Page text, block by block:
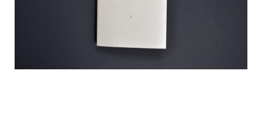
Projets
À propos